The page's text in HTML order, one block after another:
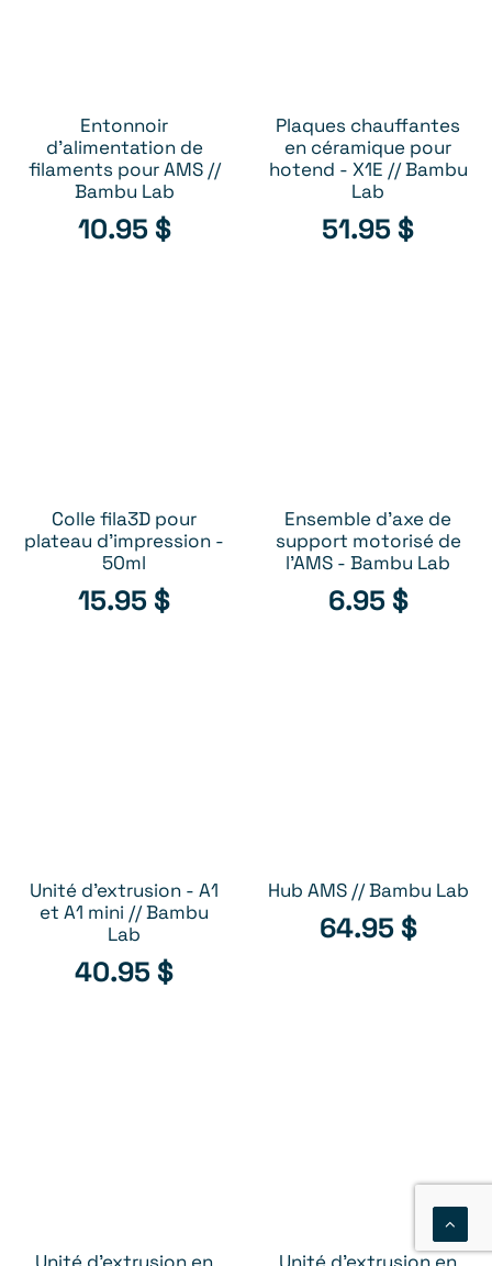
AJOUTER AU PANIER
Entonnoir
d'alimentation de
filaments pour AMS //
Bambu Lab
10.95$
AJOUTER AU PANIER
Plaques chauffantes
en céramique pour
hotend - X1E // Bambu
Lab
51.95$
AJOUTER AU PANIER
Colle fila3D pour
plateau d'impression -
50ml
15.95$
AJOUTER AU PANIER
Ensemble d'axe de
support motorisé de
l'AMS - Bambu Lab
6.95$
AJOUTER AU PANIER
Unité d'extrusion - A1
et A1 mini // Bambu
Lab
40.95$
AJOUTER AU PANIER
Hub AMS // Bambu Lab
64.95$